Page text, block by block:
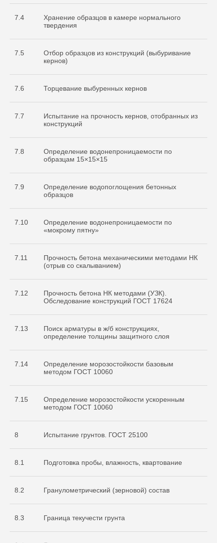
7.4
Хранение образцов в камере нормального
твердения
7.5
Отбор образцов из конструкций (выбуривание
кернов)
7.6 Торцевание выбуренных кернов
7.7
Испытание на прочность кернов, отобранных из
конструкций
7.8
Определение водонепроницаемости по
образцам 15×15×15
7.9
Определение водопоглощения бетонных
образцов
7.10
Определение водонепроницаемости по
«мокрому пятну»
7.11
Прочность бетона механическими методами НК
(отрыв со скалыванием)
7.12
Прочность бетона НК методами (УЗК).
Обследование конструкций ГОСТ 17624
7.13
Поиск арматуры в ж/б конструкциях,
определение толщины защитного слоя
7.14
Определение морозостойкости базовым
методом ГОСТ 10060
7.15
Определение морозостойкости ускоренным
методом ГОСТ 10060
8 Испытание грунтов. ГОСТ 25100
8.1 Подготовка пробы, влажность, квартование
8.2 Гранулометрический (зерновой) состав
8.3 Граница текучести грунта